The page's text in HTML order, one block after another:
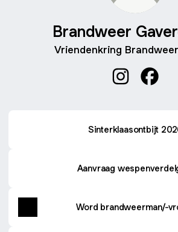
Brandweer
Vriendenkring
Sinterklaasontbijt
Aanvraag
Word brandweerman/-